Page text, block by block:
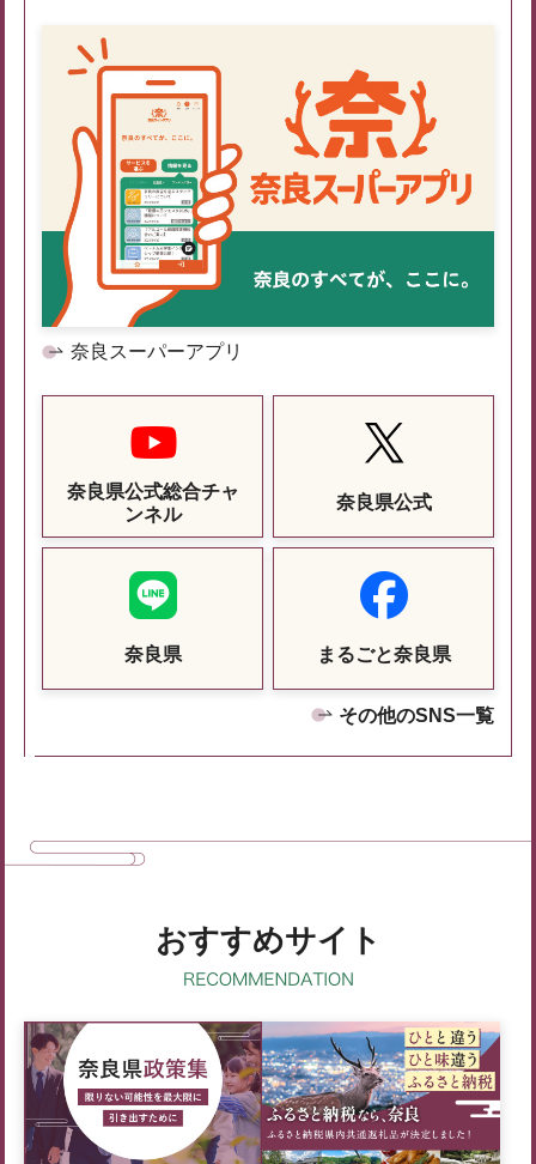
奈良スーパーアプリ
奈良県公式総合チャ
ンネル
奈良県公式
奈良県 まるごと奈良県
その他のSNS一覧
おすすめサイト